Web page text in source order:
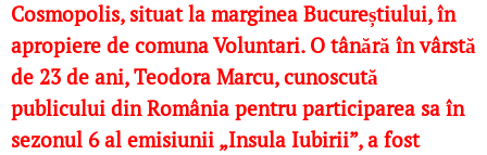
Cosmopolis, situat la marginea Bucureștiului, în
apropiere de comuna Voluntari. O tânără în vârstă
de 23 de ani, Teodora Marcu, cunoscută
publicului din România pentru participarea sa în
sezonul 6 al emisiunii „Insula Iubirii”, a fost